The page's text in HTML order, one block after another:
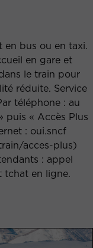
en bus ou en taxi.
en gare et
le train pour
réduite. Service
téléphone : au
puis « Accès Plus
: oui.sncf
acces-plus)
: appel
tchat en ligne.